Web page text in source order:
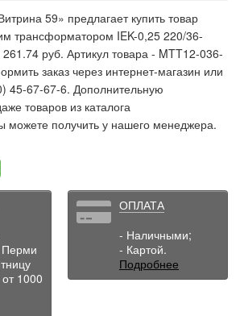
59» предлагает купить товар
трансформатором IEK-0,25 220/36-
руб. Артикул товара - MTT12-036-
заказ через интернет-магазин или
45-67-67-6. Дополнительную
товаров из каталога
можете получить у нашего менеджера.
Перми
1000
ОПЛАТА
- Наличными;
- Картой.
Подробнее